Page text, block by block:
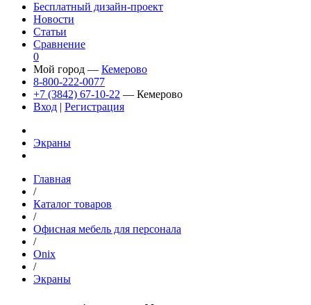
Бесплатный дизайн-проект
Новости
Статьи
Сравнение
0
Мой город — Кемерово
8-800-222-0077
+7 (3842) 67-10-22 — Кемерово
Вход | Регистрация
Экраны
Главная
/
Каталог товаров
/
Офисная мебель для персонала
/
Onix
/
Экраны